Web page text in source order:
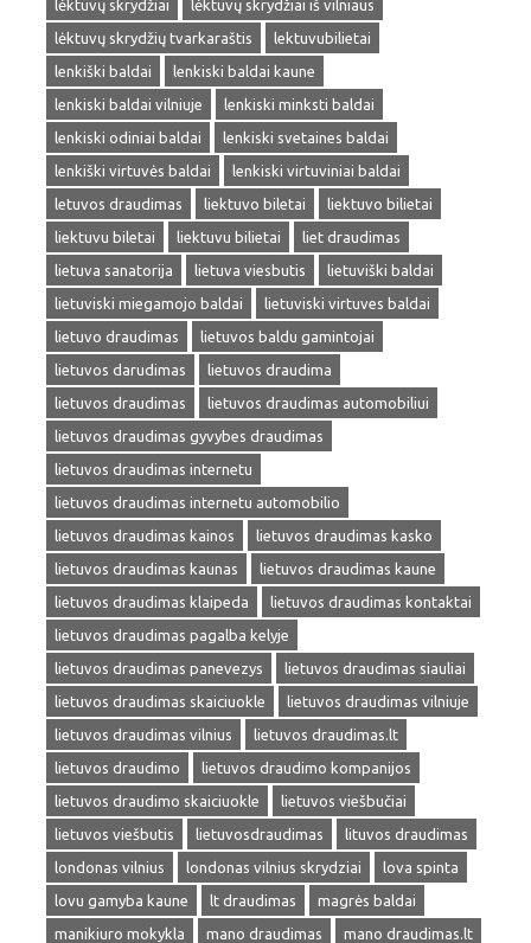
lėktuvų skrydžiai
lėktuvų skrydžiai iš vilniaus
lėktuvų skrydžių tvarkaraštis
lektuvubilietai
lenkiški baldai
lenkiski baldai kaune
lenkiski baldai vilniuje
lenkiski minksti baldai
lenkiski odiniai baldai
lenkiski svetaines baldai
lenkiški virtuvės baldai
lenkiski virtuviniai baldai
letuvos draudimas
liektuvo biletai
liektuvo bilietai
liektuvu biletai
liektuvu bilietai
liet draudimas
lietuva sanatorija
lietuva viesbutis
lietuviški baldai
lietuviski miegamojo baldai
lietuviski virtuves baldai
lietuvo draudimas
lietuvos baldu gamintojai
lietuvos darudimas
lietuvos draudima
lietuvos draudimas
lietuvos draudimas automobiliui
lietuvos draudimas gyvybes draudimas
lietuvos draudimas internetu
lietuvos draudimas internetu automobilio
lietuvos draudimas kainos
lietuvos draudimas kasko
lietuvos draudimas kaunas
lietuvos draudimas kaune
lietuvos draudimas klaipeda
lietuvos draudimas kontaktai
lietuvos draudimas pagalba kelyje
lietuvos draudimas panevezys
lietuvos draudimas siauliai
lietuvos draudimas skaiciuokle
lietuvos draudimas vilniuje
lietuvos draudimas vilnius
lietuvos draudimas.lt
lietuvos draudimo
lietuvos draudimo kompanijos
lietuvos draudimo skaiciuokle
lietuvos viešbučiai
lietuvos viešbutis
lietuvosdraudimas
lituvos draudimas
londonas vilnius
londonas vilnius skrydziai
lova spinta
lovu gamyba kaune
lt draudimas
magrės baldai
manikiuro mokykla
mano draudimas
mano draudimas.lt